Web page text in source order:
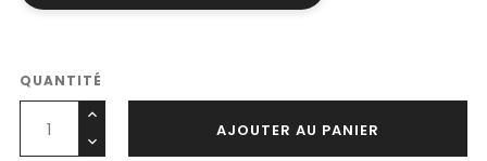
QUANTITÉ
AJOUTER AU PANIER